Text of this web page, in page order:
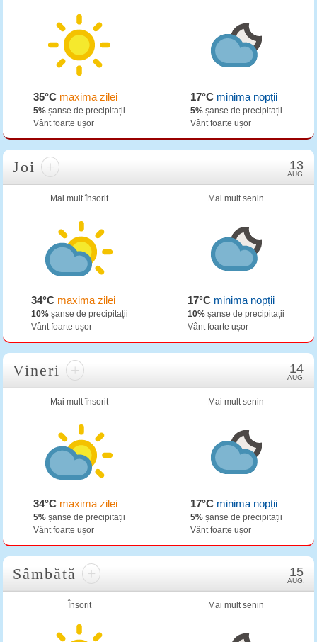
35°C maxima zilei
5% șanse de precipitații
Vânt foarte ușor
17°Cminima nopții
5%șanse de precipitații
Vânt foarte ușor
Joi + 13
AUG.
Mai mult însorit
34°Cmaxima zilei
10%șanse de precipitații
Vânt foarte ușor
Mai mult senin
17°C minima nopții
10% șanse de precipitații
Vânt foarte ușor
Vineri + 14
AUG.
Mai mult însorit
34°C maxima zilei
5% șanse de precipitații
Vânt foarte ușor
Mai mult senin
17°Cminima nopții
5%șanse de precipitații
Vânt foarte ușor
Sâmbătă + 15
AUG.
Însorit Mai mult senin